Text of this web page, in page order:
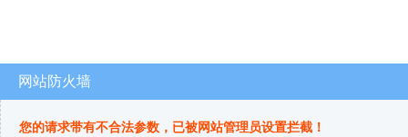
网站防火墙
您的请求带有不合法参数，已被网站管理员设置拦截！